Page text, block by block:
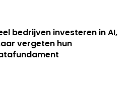
bedrijven investeren in AI,
vergeten hun